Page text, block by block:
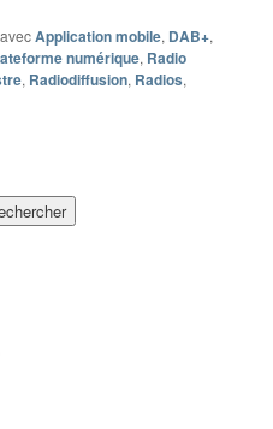
Application mobile, DAB+,
numérique, Radio
, Radiodiffusion, Radios,